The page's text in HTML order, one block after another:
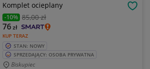
Komplet ocieplany
-10% 85,00 zł
KUP TERAZ
76zł
STAN: NOWY
SPRZEDAJĄCY: OSOBA PRYWATNA
Biskupiec